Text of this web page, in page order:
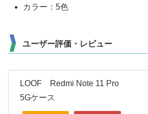
カラー：5色
ユーザー評価・レビュー
LOOF Redmi Note 11 Pro
5Gケース